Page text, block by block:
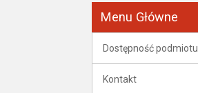
Menu Główne
Dostępność podmiotu
Kontakt